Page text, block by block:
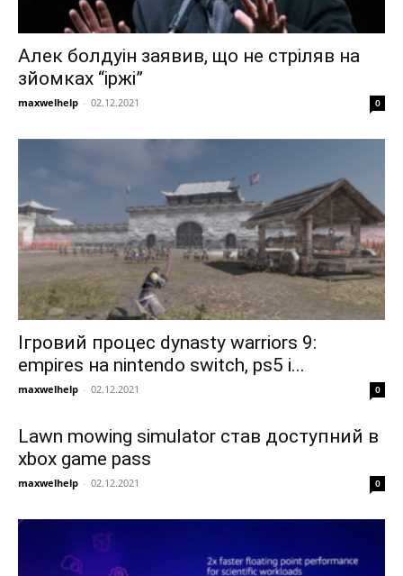
Алек болдуін заявив, що не стріляв на
зйомках “іржі”
maxwelhelp - 02.12.2021 0
Ігровий процес dynasty warriors 9:
empires на nintendo switch, ps5 і...
maxwelhelp - 02.12.2021 0
Lawn mowing simulator став доступний в
xbox game pass
maxwelhelp - 02.12.2021 0